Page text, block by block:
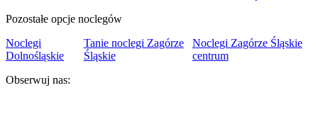
Pozostałe opcje noclegów
Noclegi
Dolnośląskie
Tanie noclegi Zagórze
Śląskie
Noclegi Zagórze Śląskie
centrum
Obserwuj nas: